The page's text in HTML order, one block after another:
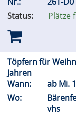
Status:
Plätze
Töpfern für
Jahren
Wann:
ab Mi.
Wo:
vhs